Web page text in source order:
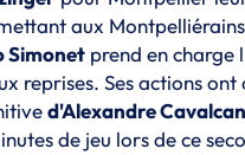
aux
Simonet prend en charge
reprises. Ses actions ont
d'Alexandre
de jeu lors de ce